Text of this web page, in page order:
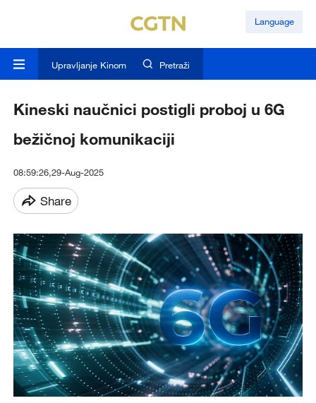
Language
Upravljanje Kinom Pretraži
Kineski naučnici postigli proboj u 6G
bežičnoj komunikaciji
08:59:26,29-Aug-2025
Share